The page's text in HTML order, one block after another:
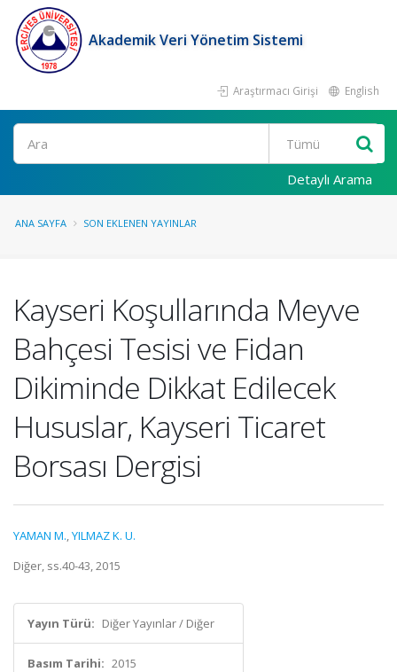
Akademik Veri Yönetim Sistemi
Araştırmacı Girişi English
Ara
Detaylı Arama
ANA SAYFA SON EKLENEN YAYINLAR
Kayseri Koşullarında Meyve
Bahçesi Tesisi ve Fidan
Dikiminde Dikkat Edilecek
Hususlar, Kayseri Ticaret
Borsası Dergisi
YAMAN M.,YILMAZ K. U.
Diğer, ss.40-43, 2015
Yayın Türü: Diğer Yayınlar / Diğer
Basım Tarihi: 2015